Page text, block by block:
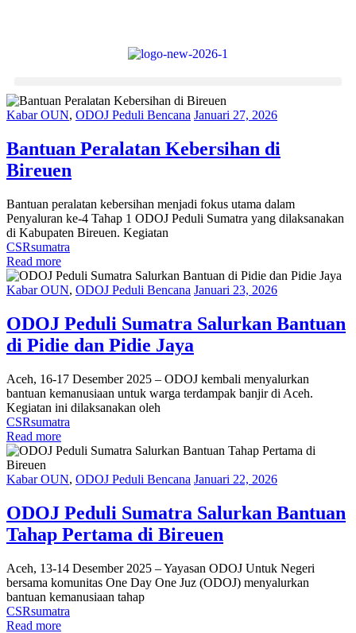
Kabar OUN, ODOJ Peduli Bencana Januari 27, 2026
Bantuan Peralatan Kebersihan di
Bireuen
Bantuan peralatan kebersihan menjadi fokus utama dalam
Penyaluran ke-4 Tahap 1 ODOJ Peduli Sumatra yang dilaksanakan
di Kabupaten Bireuen. Kegiatan
CSRsumatra
Read more
Kabar OUN, ODOJ Peduli Bencana Januari 23, 2026
ODOJ Peduli Sumatra Salurkan Bantuan
di Pidie dan Pidie Jaya
Aceh, 16-17 Desember 2025 – ODOJ kembali menyalurkan
bantuan kemanusiaan untuk warga terdampak banjir di Aceh.
Kegiatan ini dilaksanakan oleh
CSRsumatra
Read more
Kabar OUN, ODOJ Peduli Bencana Januari 22, 2026
ODOJ Peduli Sumatra Salurkan Bantuan
Tahap Pertama di Bireuen
Aceh, 13-14 Desember 2025 – Yayasan ODOJ Untuk Negeri
bersama komunitas One Day One Juz (ODOJ) menyalurkan
bantuan kemanusiaan tahap
CSRsumatra
Read more